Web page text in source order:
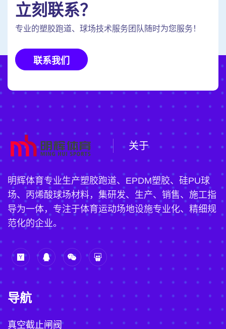
立刻联系？
专业的塑胶跑道、球场技术服务团队随时为您服务！
联系我们
关于
明辉体育专业生产塑胶跑道、EPDM塑胶、硅PU球
场、丙烯酸球场材料，集研发、生产、销售、施工指
导为一体，专注于体育运动场地设施专业化、精细规
范化的企业。
导航
真空截止闸阀